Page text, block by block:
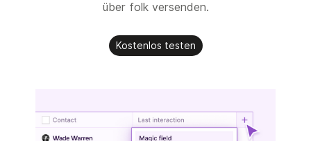
über folk versenden.
Kostenlos testen